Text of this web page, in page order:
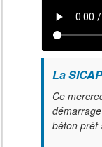
La
Ce
béton prêt